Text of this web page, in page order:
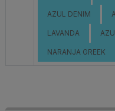
AZUL DENIM
LAVANDA
NARANJA GREEK